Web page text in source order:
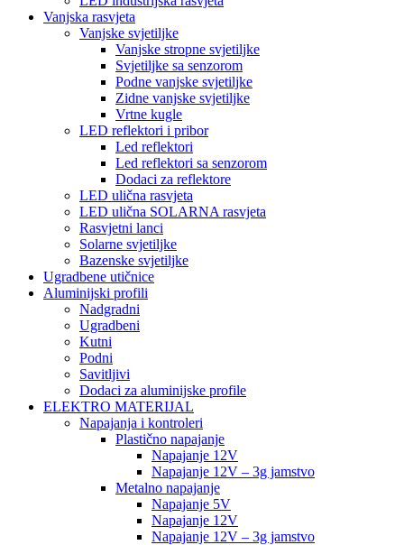
Vanjska rasvjeta
Vanjske svjetiljke
Vanjske stropne svjetiljke
Svjetiljke sa senzorom
Podne vanjske svjetiljke
Zidne vanjske svjetiljke
Vrtne kugle
LED reflektori i pribor
Led reflektori
Led reflektori sa senzorom
Dodaci za reflektore
LED ulična rasvjeta
LED ulična SOLARNA rasvjeta
Rasvjetni lanci
Solarne svjetiljke
Bazenske svjetiljke
Ugradbene utičnice
Aluminijski profili
Nadgradni
Ugradbeni
Kutni
Podni
Savitljivi
Dodaci za aluminijske profile
ELEKTRO MATERIJAL
Napajanja i kontroleri
Plastično napajanje
Napajanje 12V
Napajanje 12V – 3g jamstvo
Metalno napajanje
Napajanje 5V
Napajanje 12V
Napajanje 12V – 3g jamstvo